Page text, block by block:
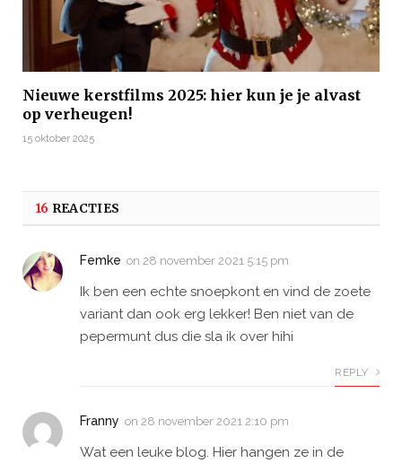
Nieuwe kerstfilms 2025: hier kun je je alvast
op verheugen!
15 oktober 2025
16 REACTIES
Femke on 28 november 2021 5:15 pm
Ik ben een echte snoepkont en vind de zoete
variant dan ook erg lekker! Ben niet van de
pepermunt dus die sla ik over hihi
REPLY
Franny on 28 november 2021 2:10 pm
Wat een leuke blog. Hier hangen ze in de